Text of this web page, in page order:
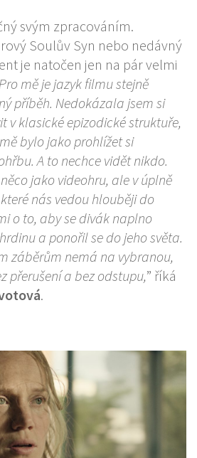
svým zpracováním.
Soulův Syn nebo nedávný
je natočen jen na pár velmi
Pro mě je jazyk filmu stejně
příběh. Nedokázala jsem si
v klasické epizodické struktuře,
bylo jako prohlížet si
A to nechce vidět nikdo.
jako videohru, ale v úplně
nás vedou hlouběji do
o to, aby se divák naplno
a ponořil se do jeho světa.
záběrům nemá na vybranou,
přerušení a bez odstupu,” říká
.